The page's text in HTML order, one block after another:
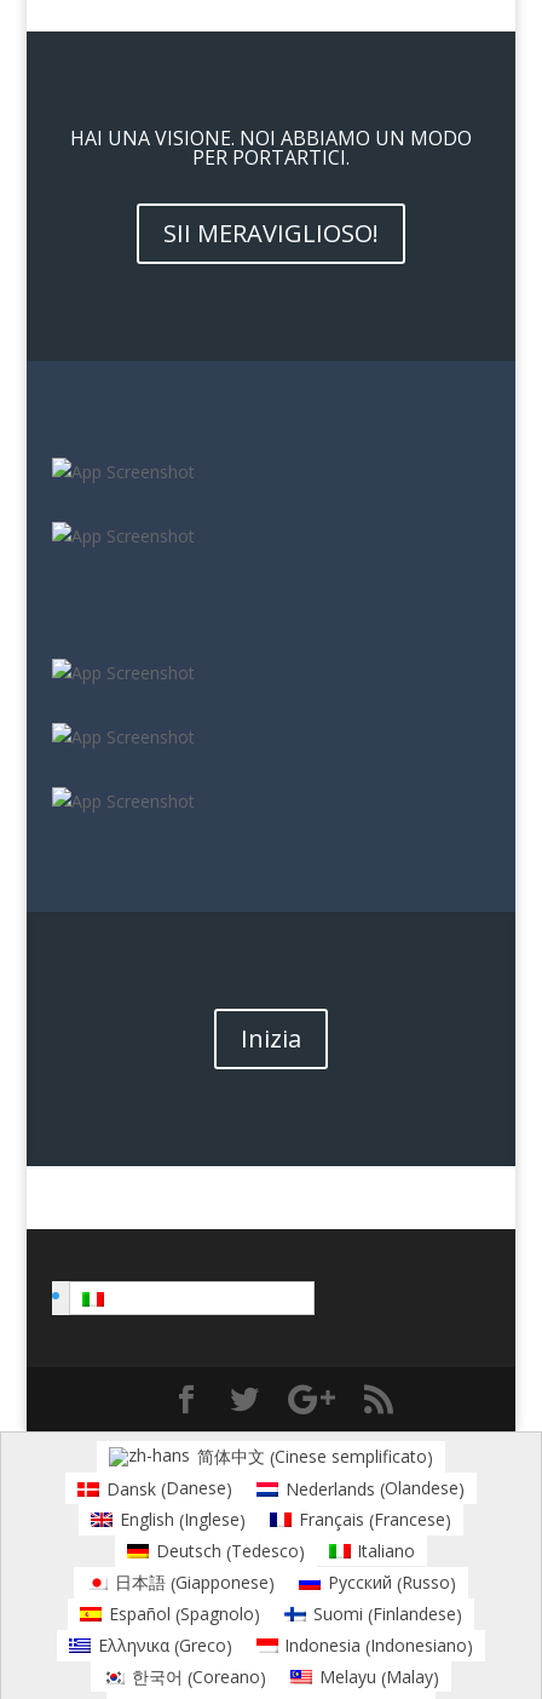
HAI UNA VISIONE. NOI ABBIAMO UN MODO
PER PORTARTICI.
SII MERAVIGLIOSO!
Inizia
简体中文 (Cinese semplificato)
Dansk (Danese) Nederlands (Olandese)
English (Inglese) Français (Francese)
Deutsch (Tedesco)
Italiano
日本語 (Giapponese) Русский (Russo)
Español (Spagnolo) Suomi (Finlandese)
Ελληνικα(Greco) Indonesia (Indonesiano)
한국어 (Coreano) Melayu (Malay)